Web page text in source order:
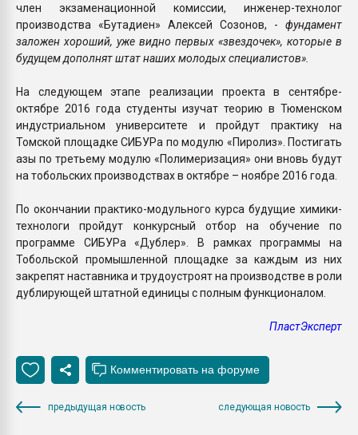
член экзаменационной комиссии, инженер-технолог
производства «Бутадиен» Алексей Созонов, - фундамент
заложен хороший, уже видно первых «звездочек», которые в
будущем дополнят штат наших молодых специалистов».
На следующем этапе реализации проекта в сентябре-
октябре 2016 года студенты изучат теорию в Тюменском
индустриальном университете и пройдут практику на
Томской площадке СИБУРа по модулю «Пиролиз». Постигать
азы по третьему модулю «Полимеризация» они вновь будут
на тобольских производствах в октябре – ноябре 2016 года.
По окончании практико-модульного курса будущие химики-
технологи пройдут конкурсный отбор на обучение по
программе СИБУРа «Дублер». В рамках программы на
Тобольской промышленной площадке за каждым из них
закрепят наставника и трудоустроят на производстве в роли
дублирующей штатной единицы с полным функционалом.
ПластЭксперт
предыдущая новость следующая новость